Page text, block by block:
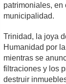
patrimoniales, en
municipalidad.
Trinidad, la joya
Humanidad por
mientras se
filtraciones y los
destruir